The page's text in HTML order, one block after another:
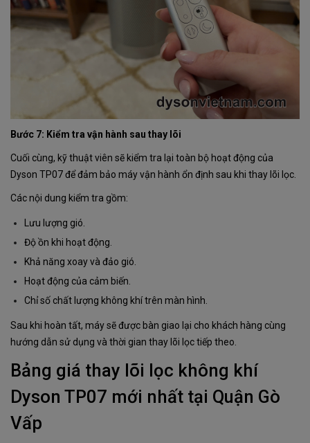
Bước 7: Kiểm tra vận hành sau thay lõi
Cuối cùng, kỹ thuật viên sẽ kiểm tra lại toàn bộ hoạt động của
Dyson TP07 để đảm bảo máy vận hành ổn định sau khi thay lõi lọc.
Các nội dung kiểm tra gồm:
Lưu lượng gió.
Độ ồn khi hoạt động.
Khả năng xoay và đảo gió.
Hoạt động của cảm biến.
Chỉ số chất lượng không khí trên màn hình.
Sau khi hoàn tất, máy sẽ được bàn giao lại cho khách hàng cùng
hướng dẫn sử dụng và thời gian thay lõi lọc tiếp theo.
Bảng giá thay lõi lọc không khí
Dyson TP07 mới nhất tại Quận Gò
Vấp